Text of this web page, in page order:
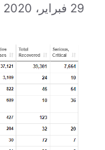
29 فبراير، 2020